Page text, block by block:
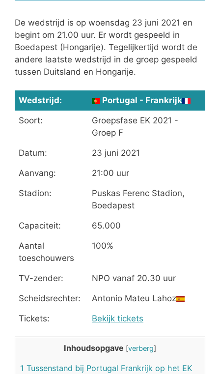
De wedstrijd is op woensdag 23 juni 2021 en
begint om 21.00 uur. Er wordt gespeeld in
Boedapest (Hongarije). Tegelijkertijd wordt de
andere laatste wedstrijd in de groep gespeeld
tussen Duitsland en Hongarije.
Wedstrijd: Portugal - Frankrijk
Soort:
Groepsfase EK 2021 -
Groep F
Datum: 23 juni 2021
Aanvang: 21:00 uur
Stadion:
Puskas Ferenc Stadion,
Boedapest
Capaciteit: 65.000
Aantal
toeschouwers
100%
TV-zender: NPO vanaf 20.30 uur
Scheidsrechter: Antonio Mateu Lahoz
Tickets: Bekijk tickets
Inhoudsopgave [verberg]
1 Tussenstand bij Portugal Frankrijk op het EK